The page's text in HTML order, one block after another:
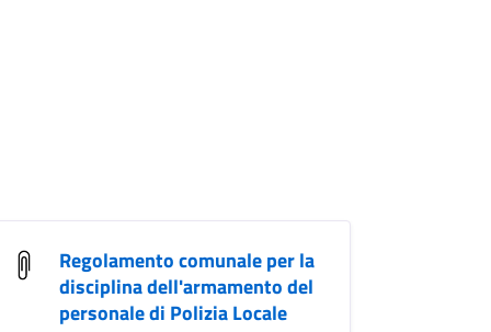
Regolamento comunale per la
disciplina dell'armamento del
personale di Polizia Locale